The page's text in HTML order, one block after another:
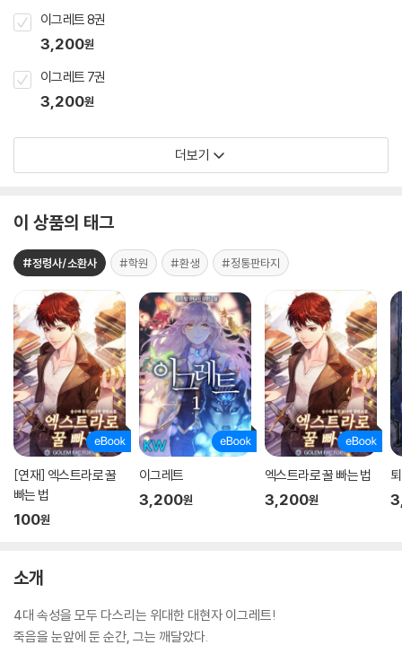
이그레트 8권
3,200원
이그레트 7권
3,200원
더보기
이 상품의 태그
#정령사/소환사 #학원 #환생 #정통판타지
[연재] 엑스트라로 꿀
빠는 법
100원
이그레트
3,200원
엑스트라로 꿀 빠는 법
3,200원
소개
4대 속성을 모두 다스리는 위대한 대현자 이그레트!
죽음을 눈앞에 둔 순간, 그는 깨달았다.